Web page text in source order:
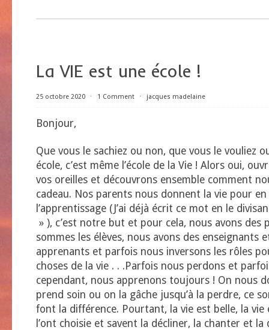
La VIE est une école !
25 octobre 2020 ⋅ 1 Comment ⋅ jacques madelaine
Bonjour,
Que vous le sachiez ou non, que vous le vouliez
école, c’est même l’école de la Vie ! Alors oui,
vos oreilles et découvrons ensemble comment
cadeau. Nos parents nous donnent la vie pour
l’apprentissage (J’ai déjà écrit ce mot en le
» ), c’est notre but et pour cela, nous avons des
sommes les élèves, nous avons des enseignants
apprenants et parfois nous inversons les rôles
choses de la vie . . .Parfois nous perdons et
cependant, nous apprenons toujours ! On nous
prend soin ou on la gâche jusqu’à la perdre, ce
font la différence. Pourtant, la vie est belle, la vie
l’ont choisie et savent la décliner, la chanter et la